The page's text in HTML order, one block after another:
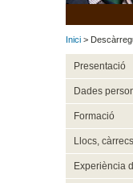
Inici >
Presentació
Dades
Formació
Llocs,
Experiència